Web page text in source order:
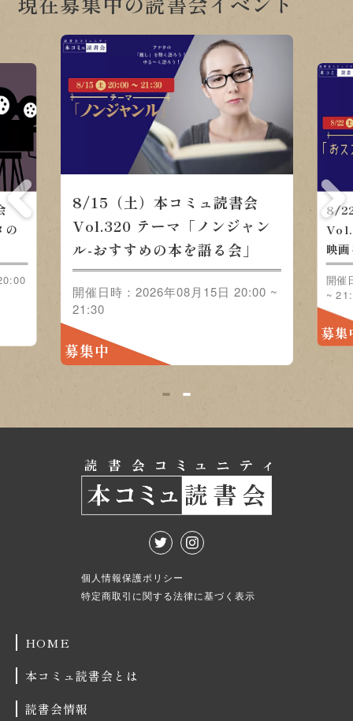
ン
8/22（土）本コミュ読書会 Vol.321 テー
「おススメの映画をみんなで語ろう」
募集中
1 2
個人情報保護ポリシー
特定商取引に関する法律に基づく表示
HOME
本コミュ読書会とは
読書会情報